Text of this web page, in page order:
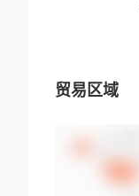
贸易区域